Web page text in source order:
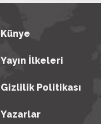
Künye
Yayın İlkeleri
Gizlilik Politikası
Yazarlar